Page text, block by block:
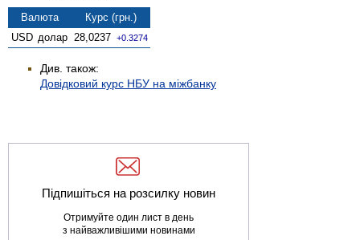
Валюта
Курс (грн.)
USD долар 28,0237 +0.3274
Див. також:
Довідковий курс НБУ на міжбанку
Підпишіться на розсилку новин
Отримуйте один лист в день
з найважливішими новинами